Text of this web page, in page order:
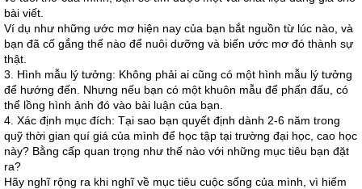
bài viết.
Ví dụ như những ước mơ hiện nay của bạn bắt nguồn từ lúc nào, và
bạn đã cố gắng thế nào để nuôi dưỡng và biến ước mơ đó thành sự
thật.
3. Hình mẫu lý tưởng: Không phải ai cũng có một hình mẫu lý tưởng
để hướng đến. Nhưng nếu bạn có một khuôn mẫu để phấn đấu, có
thể lồng hình ảnh đó vào bài luận của bạn.
4. Xác định mục đích: Tại sao bạn quyết định dành 2-6 năm trong
quỹ thời gian quí giá của mình để học tập tại trường đại học, cao học
này? Bằng cấp quan trọng như thế nào với những mục tiêu bạn đặt
ra?
Hãy nghĩ rộng ra khi nghĩ về mục tiêu cuộc sống của mình, vì hiếm